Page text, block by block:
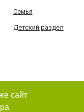
Семья
Детский раздел
сайт